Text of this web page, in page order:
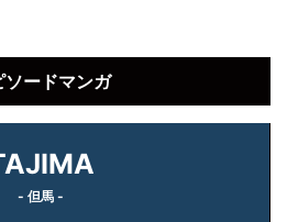
ソードマンガ
- 但馬 -